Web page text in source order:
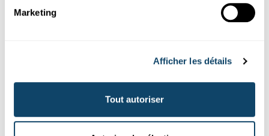
Marketing
Afficher les détails
Tout autoriser